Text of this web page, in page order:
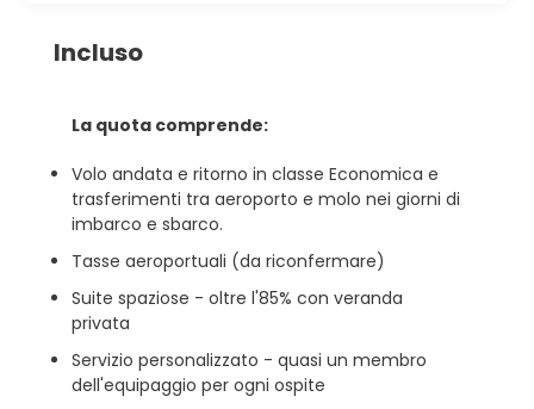
Incluso
La quota comprende:
Volo andata e ritorno in classe Economica e
trasferimenti tra aeroporto e molo nei giorni di
imbarco e sbarco.
Tasse aeroportuali (da riconfermare)
Suite spaziose - oltre l'85% con veranda
privata
Servizio personalizzato - quasi un membro
dell'equipaggio per ogni ospite